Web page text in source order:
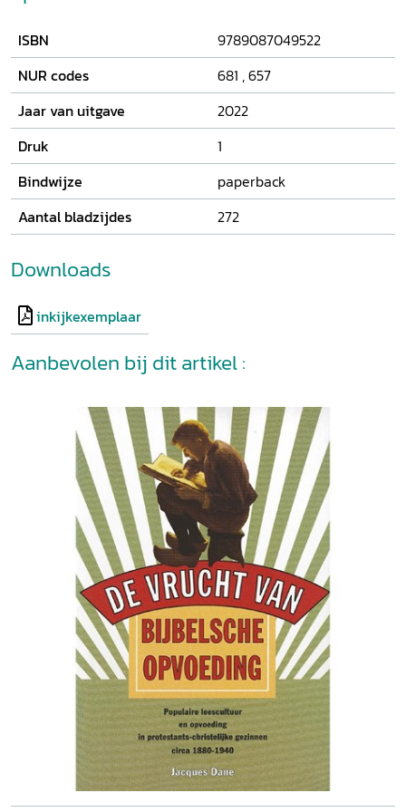
erfgoed.
ISBN
9789087049522
NUR codes
681 ,657
Jaar van uitgave
2022
Druk
1
Bindwijze
paperback
Aantal bladzijdes
272
Downloads
inkijkexemplaar
Aanbevolen bij dit artikel :